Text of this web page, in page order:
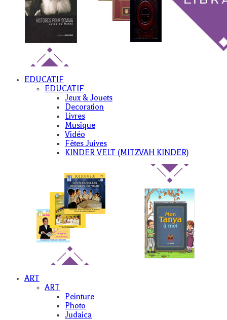
EDUCATIF
EDUCATIF
Jeux & Jouets
Decoration
Livres
Musique
Vidéo
Fêtes Juives
KINDER VELT (MITZVAH KINDER)
ART
ART
Peinture
Photo
Judaica